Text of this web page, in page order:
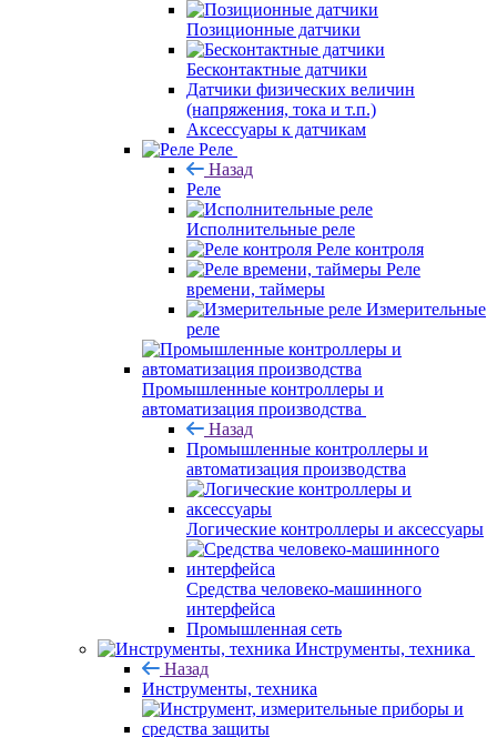
Позиционные датчики
Бесконтактные датчики
Датчики физических величин
(напряжения, тока и т.п.)
Аксессуары к датчикам
Реле
Назад
Реле
Исполнительные реле
Реле контроля
Реле
времени, таймеры
Измерительные
реле
Промышленные контроллеры и
автоматизация производства
Назад
Промышленные контроллеры и
автоматизация производства
Логические контроллеры и аксессуары
Средства человеко-машинного
интерфейса
Промышленная сеть
Инструменты, техника
Назад
Инструменты, техника